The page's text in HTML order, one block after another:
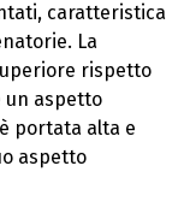
caratteristica
La
rispetto
un aspetto
portata alta e
aspetto